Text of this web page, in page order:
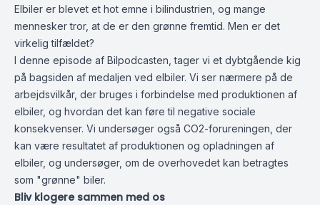
Elbiler er blevet et hot emne i bilindustrien, og mange
mennesker tror, at de er den grønne fremtid. Men er det
virkelig tilfældet?
I denne episode af Bilpodcasten, tager vi et dybtgående kig
på bagsiden af ​​medaljen ved elbiler. Vi ser nærmere på de
arbejdsvilkår, der bruges i forbindelse med produktionen af ​​
elbiler, og hvordan det kan føre til negative sociale
konsekvenser. Vi undersøger også CO2-forureningen, der
kan være resultatet af produktionen og opladningen af ​​
elbiler, og undersøger, om de overhovedet kan betragtes
som "grønne" biler.
Bliv klogere sammen med os